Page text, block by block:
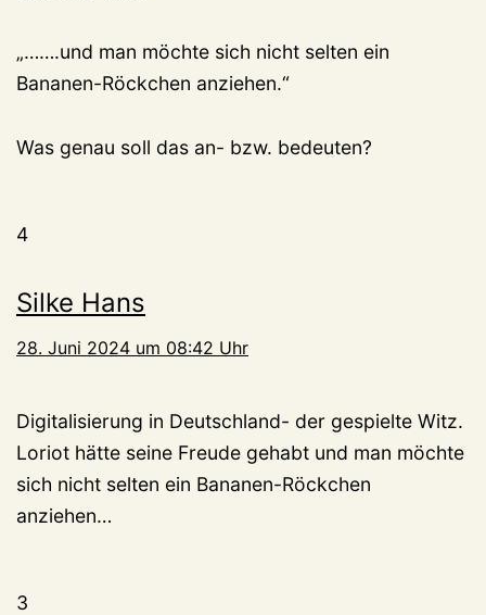
„…….und man möchte sich nicht selten ein
Bananen-Röckchen anziehen.“
Was genau soll das an- bzw. bedeuten?
4
Silke Hans
28. Juni 2024 um 08:42 Uhr
Digitalisierung in Deutschland- der gespielte Witz.
Loriot hätte seine Freude gehabt und man möchte
sich nicht selten ein Bananen-Röckchen
anziehen…
3